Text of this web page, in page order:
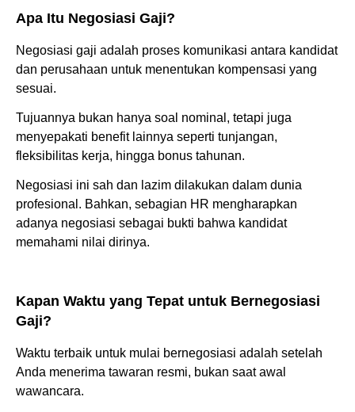
Apa Itu Negosiasi Gaji?
Negosiasi gaji adalah proses komunikasi antara kandidat
dan perusahaan untuk menentukan kompensasi yang
sesuai.
Tujuannya bukan hanya soal nominal, tetapi juga
menyepakati benefit lainnya seperti tunjangan,
fleksibilitas kerja, hingga bonus tahunan.
Negosiasi ini sah dan lazim dilakukan dalam dunia
profesional. Bahkan, sebagian HR mengharapkan
adanya negosiasi sebagai bukti bahwa kandidat
memahami nilai dirinya.
Kapan Waktu yang Tepat untuk Bernegosiasi
Gaji?
Waktu terbaik untuk mulai bernegosiasi adalah setelah
Anda menerima tawaran resmi, bukan saat awal
wawancara.